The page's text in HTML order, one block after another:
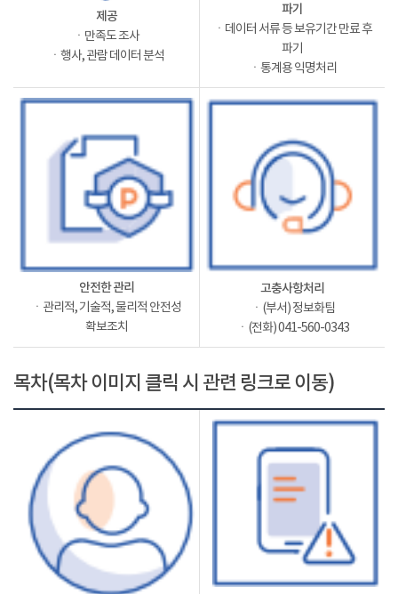
제공
ㆍ만족도 조사
ㆍ행사, 관람 데이터 분석
파기
ㆍ데이터 서류 등 보유기간 만료 후
파기
ㆍ통계용 익명처리
안전한 관리
ㆍ관리적, 기술적, 물리적 안전성
확보조치
고충사항처리
ㆍ(부서) 정보화팀
ㆍ(전화) 041-560-0343
목차(목차 이미지 클릭 시 관련 링크로 이동)